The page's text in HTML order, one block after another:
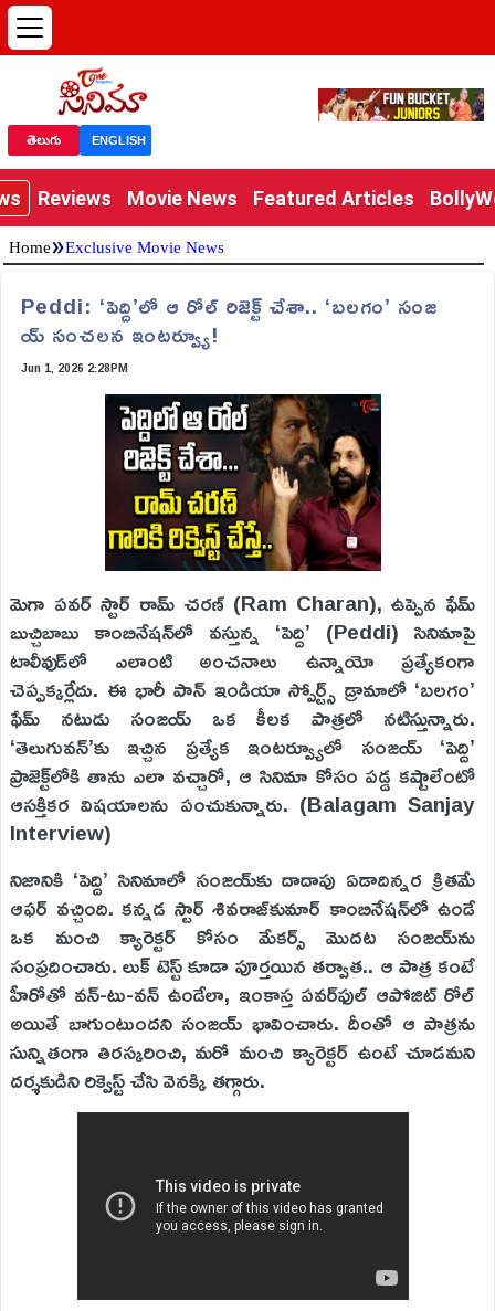
తెలుగు ENGLISH
Reviews Movie News Featured Articles
Home»Exclusive Movie News
Peddi: ‘పెద్ది’లో ఆ రోల్ రిజెక్ట్ చేశా.. ‘బలగం’ సంజ
య్ సంచలన ఇంటర్వ్యూ!
Jun 1, 2026 2:28PM
మెగా పవర్ స్టార్ రామ్ చరణ్ (Ram Charan), ఉప్పెన ఫేమ్
బుచ్చిబాబు కాంబినేషన్‌లో వస్తున్న ‘పెద్ది’ (Peddi) సినిమాపై
టాలీవుడ్‌లో ఎలాంటి అంచనాలు ఉన్నాయో ప్రత్యేకంగా
చెప్పక్కర్లేదు. ఈ భారీ పాన్ ఇండియా స్పోర్ట్స్ డ్రామాలో ‘బలగం’
ఫేమ్ నటుడు సంజయ్ ఒక కీలక పాత్రలో నటిస్తున్నారు.
‘తెలుగువన్’కు ఇచ్చిన ప్రత్యేక ఇంటర్వ్యూలో సంజయ్ ‘పెద్ది’
ప్రాజెక్ట్‌లోకి తాను ఎలా వచ్చారో, ఆ సినిమా కోసం పడ్డ కష్టాలేంటో
ఆసక్తికర విషయాలను పంచుకున్నారు. (Balagam Sanjay
Interview)
నిజానికి ‘పెద్ది’ సినిమాలో సంజయ్‌కు దాదాపు ఏడాదిన్నర క్రితమే
ఆఫర్ వచ్చింది. కన్నడ స్టార్ శివరాజ్‌కుమార్ కాంబినేషన్‌లో ఉండే
ఒక మంచి క్యారెక్టర్ కోసం మేకర్స్ మొదట సంజయ్‌ను
సంప్రదించారు. లుక్ టెస్ట్ కూడా పూర్తయిన తర్వాత.. ఆ పాత్ర కంటే
హీరోతో వన్-టు-వన్ ఉండేలా, ఇంకాస్త పవర్‌ఫుల్ ఆపోజిట్ రోల్
అయితే బాగుంటుందని సంజయ్ భావించారు. దీంతో ఆ పాత్రను
సున్నితంగా తిరస్కరించి, మరో మంచి క్యారెక్టర్ ఉంటే చూడమని
దర్శకుడిని రిక్వెస్ట్ చేసి వెనక్కి తగ్గారు.